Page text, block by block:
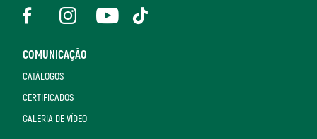
COMUNICAÇÃO
CATÁLOGOS
CERTIFICADOS
GALERIA DE VÍDEO